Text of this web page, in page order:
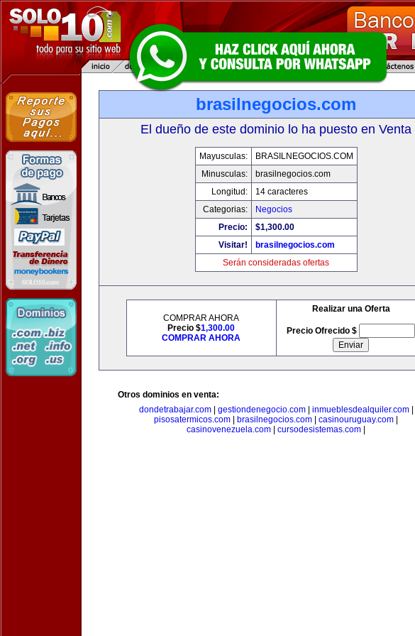
brasilnegocios.com
El dueño de este dominio lo ha puesto en Venta
Mayusculas:
BRASILNEGOCIOS.COM
Minusculas:
brasilnegocios.com
Longitud:
14 caracteres
Categorias:
Negocios
Precio:
$1,300.00
Visitar!
brasilnegocios.com
Serán consideradas ofertas
COMPRAR AHORA
Precio $1,300.00
COMPRAR AHORA
Realizar una Oferta
Precio Ofrecido $
Otros dominios en venta:
dondetrabajar.com| gestiondenegocio.com| inmueblesdealquiler.com|
pisosatermicos.com
brasilnegocios.com casinouruguay.com
casinovenezuela.com
cursodesistemas.com